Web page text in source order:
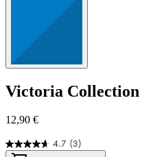
Victoria Collection
12,90 €
4.7 (3)
4.7